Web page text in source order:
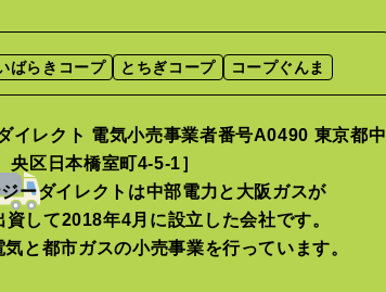
ばらきコープ とちぎコープ コープぐんま
イレクト 電気小売事業者番号A0490 東京都中
央区日本橋室町4-5-1］
ジーダイレクトは中部電力と大阪ガスが
して2018年4月に設立した会社です。
と都市ガスの小売事業を行っています。